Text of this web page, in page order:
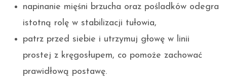
napinanie mięśni brzucha oraz pośladków odegra
istotną rolę w stabilizacji tułowia,
patrz przed siebie i utrzymuj głowę w linii
prostej z kręgosłupem, co pomoże zachować
prawidłową postawę.